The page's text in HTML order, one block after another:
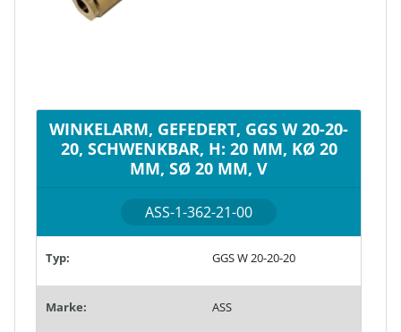
WINKELARM, GEFEDERT, GGS W 20-20-
20, SCHWENKBAR, H: 20 MM, KØ 20
MM, SØ 20 MM, V
ASS-1-362-21-00
Typ: GGS W 20-20-20
Marke: ASS